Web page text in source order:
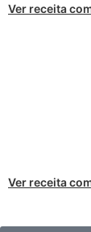
Ver receita
Ver receita